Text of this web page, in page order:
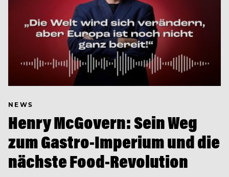
NEWS
Henry McGovern: Sein Weg
zum Gastro-Imperium und die
nächste Food-Revolution